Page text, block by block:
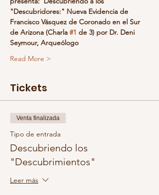
"Descubridores:" Nueva Evidencia de
Francisco Vásquez de Coronado en el Sur
de Arizona (Charla #1 de 3) por Dr. Deni
Seymour, Arqueólogo
Read More >
Tickets
Venta finalizada
Tipo de entrada
Descubriendo los
"Descubrimientos"
Leer más